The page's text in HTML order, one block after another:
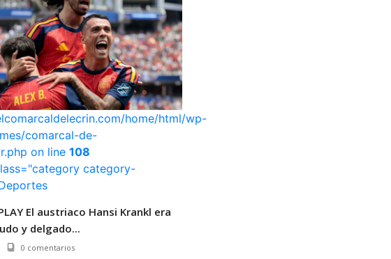
home/html/wp-
comarcal-de-
on line 108
category-
El austriaco Hansi Krankl era
y delgado...
0 comentarios